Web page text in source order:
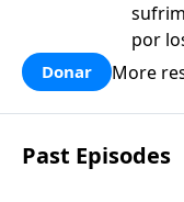
por
Donar More
Past Episodes